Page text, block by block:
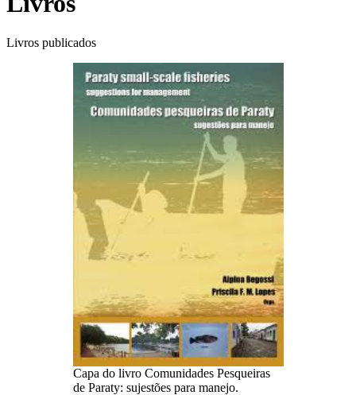
Livros publicados
Capa do livro Comunidades Pesqueiras
de Paraty: sujestões para manejo.